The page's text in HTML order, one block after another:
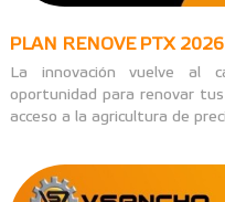
PLAN RENOVE PTX 2026
La innovación vuelve al
oportunidad para renovar
acceso a la agricultura de